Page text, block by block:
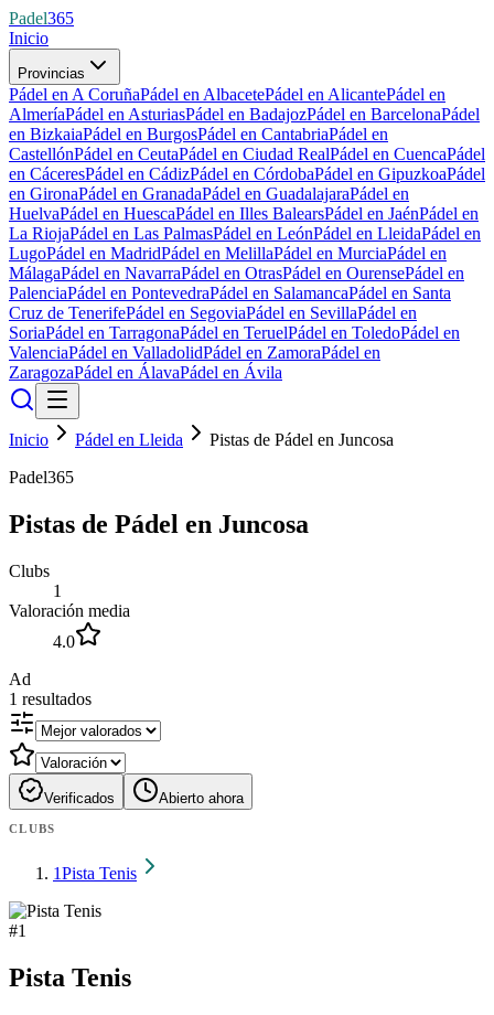
Padel365
Inicio
Provincias
Pádel en A CoruñaPádel en AlbacetePádel en AlicantePádel en
AlmeríaPádel en AsturiasPádel en BadajozPádel en BarcelonaPádel
en BizkaiaPádel en BurgosPádel en CantabriaPádel en
CastellónPádel en CeutaPádel en Ciudad RealPádel en CuencaPádel
en CáceresPádel en CádizPádel en CórdobaPádel en GipuzkoaPádel
en GironaPádel en GranadaPádel en GuadalajaraPádel en
HuelvaPádel en HuescaPádel en Illes BalearsPádel en JaénPádel en
La RiojaPádel en Las PalmasPádel en LeónPádel en LleidaPádel en
LugoPádel en MadridPádel en MelillaPádel en MurciaPádel en
MálagaPádel en NavarraPádel en OtrasPádel en OurensePádel en
PalenciaPádel en PontevedraPádel en SalamancaPádel en Santa
Cruz de TenerifePádel en SegoviaPádel en SevillaPádel en
SoriaPádel en TarragonaPádel en TeruelPádel en ToledoPádel en
ValenciaPádel en ValladolidPádel en ZamoraPádel en
ZaragozaPádel en ÁlavaPádel en Ávila
Inicio Pádel en Lleida
Pistas de Pádel en Juncosa
Padel365
Pistas de Pádel en Juncosa
Clubs
1
Valoración media
4.0
Ad
1 resultados
Verificados Abierto ahora
CLUBS
1Pista Tenis
#1
Pista Tenis